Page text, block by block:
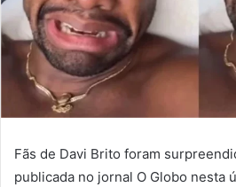
Fãs de Davi Brito foram
publicada no jornal O Globo nesta